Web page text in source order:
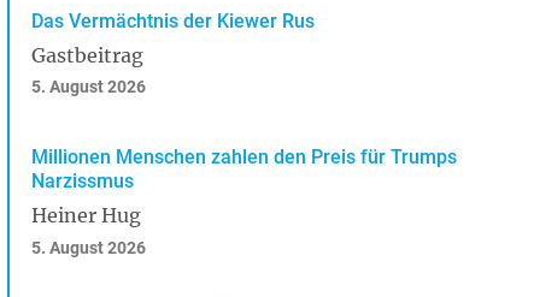
Das Vermächtnis der Kiewer Rus
Gastbeitrag
5. August 2026
Millionen Menschen zahlen den Preis für Trumps
Narzissmus
Heiner Hug
5. August 2026